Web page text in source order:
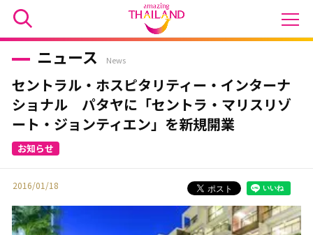
ニュース News
セントラル・ホスピタリティー・インターナ
ショナル パタヤに「セントラ・マリスリゾ
ート・ジョンティエン」を新規開業
2016/01/18